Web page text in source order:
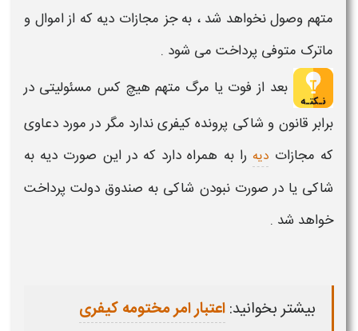
متهم وصول نخواهد شد ، به جز مجازات دیه که از اموال و
ماترک متوفی پرداخت می شود .
بعد از فوت یا مرگ متهم هیچ کس مسئولیتی در
برابر قانون و شاکی پرونده کیفریندارد مگر در مورد دعاوی
که مجازات دیه را به همراه دارد که در این صورت دیه به
شاکی یا در صورت نبودن شاکی به صندوق دولت پرداخت
خواهد شد .
بیشتر بخوانید:اعتبار امر مختومه کیفری